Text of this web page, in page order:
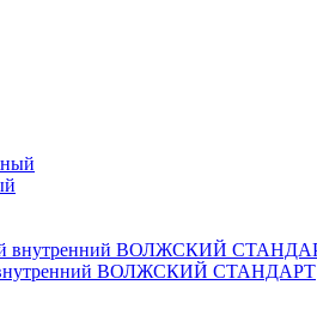
внутренний ВОЛЖСКИЙ СТАНДАРТ